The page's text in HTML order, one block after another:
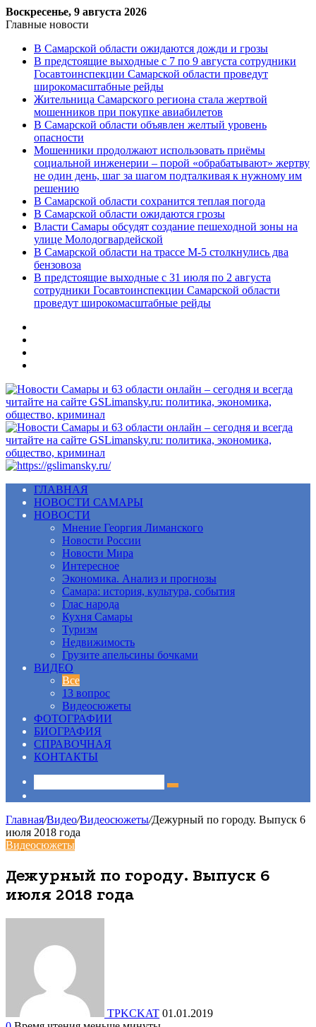
Воскресенье, 9 августа 2026
Главные новости
В Самарской области ожидаются дожди и грозы
В предстоящие выходные с 7 по 9 августа сотрудники
Госавтоинспекции Самарской области проведут
широкомасштабные рейды
Жительница Самарского региона стала жертвой
мошенников при покупке авиабилетов
В Самарской области объявлен желтый уровень
опасности
Мошенники продолжают использовать приёмы
социальной инженерии – порой «обрабатывают» жертву
не один день, шаг за шагом подталкивая к нужному им
решению
В Самарской области сохранится теплая погода
В Самарской области ожидаются грозы
Власти Самары обсудят создание пешеходной зоны на
улице Молодогвардейской
В Самарской области на трассе М-5 столкнулись два
бензовоза
В предстоящие выходные с 31 июля по 2 августа
сотрудники Госавтоинспекции Самарской области
проведут широкомасштабные рейды
Меню
ГЛАВНАЯ
НОВОСТИ САМАРЫ
НОВОСТИ
Мнение Георгия Лиманского
Новости России
Новости Мира
Интересное
Экономика. Анализ и прогнозы
Самара: история, культура, события
Глас народа
Кухня Самары
Туризм
Недвижимость
Грузите апельсины бочками
ВИДЕО
Все
13 вопрос
Видеосюжеты
ФОТОГРАФИИ
БИОГРАФИЯ
СПРАВОЧНАЯ
КОНТАКТЫ
Главная/Видео/Видеосюжеты/Дежурный по городу. Выпуск 6
июля 2018 года
Видеосюжеты
Дежурный по городу. Выпуск 6
июля 2018 года
TPKCKAT 01.01.2019